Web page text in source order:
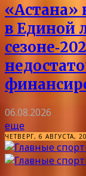
«Астана»
в Единой
06.08.2026
еще
ЧЕТВЕРГ, 6 АВГУСТА,